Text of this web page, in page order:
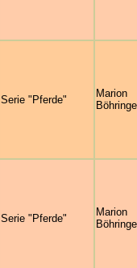
Serie "Pferde"
Marion
Serie "Pferde"
Marion